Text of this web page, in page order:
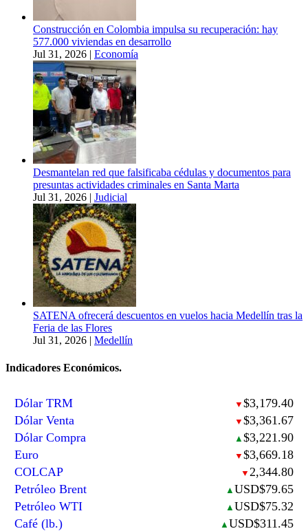
Construcción en Colombia impulsa su recuperación: hay
577.000 viviendas en desarrollo
Jul 31, 2026 | Economía
Desmantelan red que falsificaba cédulas y documentos para
presuntas actividades criminales en Santa Marta
Jul 31, 2026 | Judicial
SATENA ofrecerá descuentos en vuelos hacia Medellín tras la
Feria de las Flores
Jul 31, 2026 | Medellín
Indicadores Económicos.
Dólar TRM ▼ $3,179.40
Dólar Venta
▼ $3,361.67
Dólar Compra
▲ $3,221.90
Euro
▼ $3,669.18
COLCAP
▼ 2,344.80
Petróleo Brent
▲ USD$79.65
Petróleo WTI
▲ USD$75.32
Café (lb.)
▲ USD$311.45